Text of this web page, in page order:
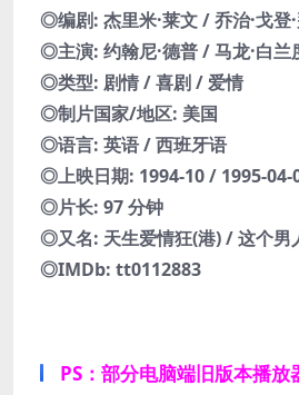
◎编剧: 杰里米·莱文 / 乔治·戈登
◎主演: 约翰尼·德普 / 马龙·白
◎类型: 剧情 / 喜剧 / 爱情
◎制片国家/地区: 美国
◎语言: 英语 / 西班牙语
◎上映日期: 1994-10 / 1995-04-
◎片长: 97 分钟
◎又名: 天生爱情狂(港) / 这个
◎IMDb: tt0112883
PS：部分电脑端旧版本播